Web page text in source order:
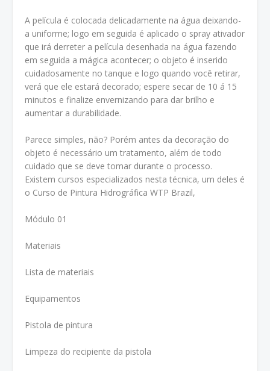
A película é colocada delicadamente na água deixando-
a uniforme; logo em seguida é aplicado o spray ativador
que irá derreter a película desenhada na água fazendo
em seguida a mágica acontecer; o objeto é inserido
cuidadosamente no tanque e logo quando você retirar,
verá que ele estará decorado; espere secar de 10 á 15
minutos e finalize envernizando para dar brilho e
aumentar a durabilidade.
Parece simples, não? Porém antes da decoração do
objeto é necessário um tratamento, além de todo
cuidado que se deve tomar durante o processo.
Existem cursos especializados nesta técnica, um deles é
o Curso de Pintura Hidrográfica WTP Brazil,
Módulo 01
Materiais
Lista de materiais
Equipamentos
Pistola de pintura
Limpeza do recipiente da pistola